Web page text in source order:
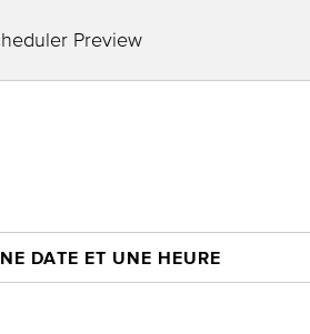
Preview
DATE ET UNE HEURE